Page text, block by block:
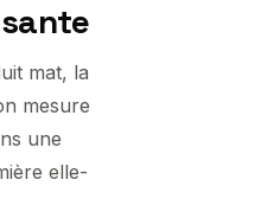
mat, la
mesure
une
elle-